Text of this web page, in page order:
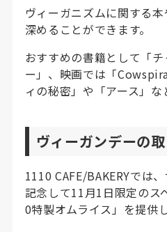
ヴィーガニズムに関する
深めることができます。
おすすめの書籍として「
ー」、映画では「
ィの秘密」や「アース」な
ヴィーガンデーの
1110 CAFE/BAKERYでは
記念して11月1日限定のス
0特製オムライス」を提供し